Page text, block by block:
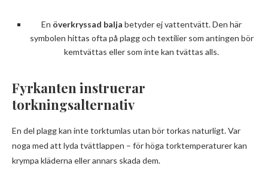
En överkryssad balja betyder ej vattentvätt. Den här
symbolen hittas ofta på plagg och textilier som antingen bör
kemtvättas eller som inte kan tvättas alls.
Fyrkanten instruerar
torkningsalternativ
En del plagg kan inte torktumlas utan bör torkas naturligt. Var
noga med att lyda tvättlappen – för höga torktemperaturer kan
krympa kläderna eller annars skada dem.